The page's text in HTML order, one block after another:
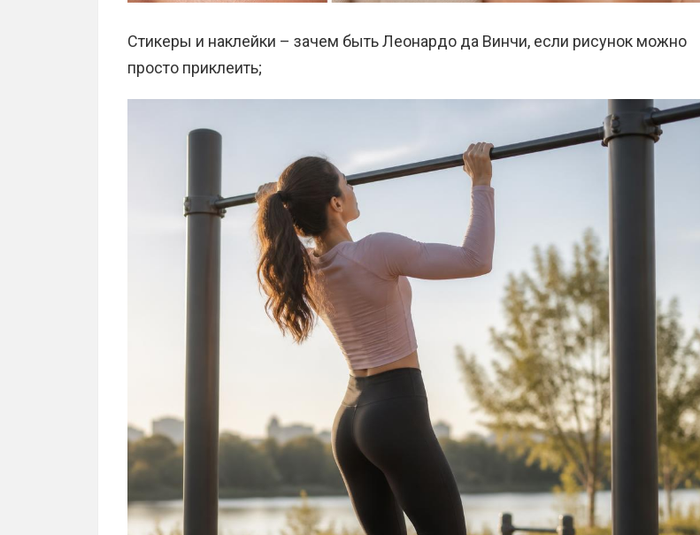
Стикеры и наклейки – зачем быть Леонардо да Винчи, если рисунок можно
просто приклеить;